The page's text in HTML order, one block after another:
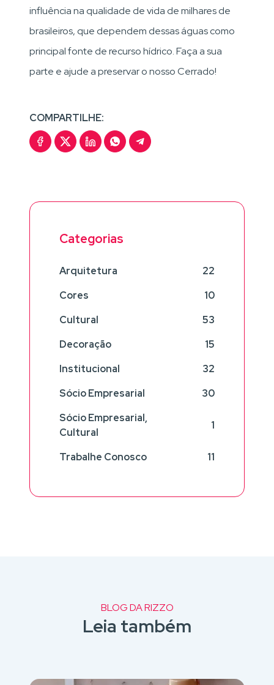
influência na qualidade de vida de milhares de
brasileiros, que dependem dessas águas como
principal fonte de recurso hídrico. Faça a sua
parte e ajude a preservar o nosso Cerrado!
COMPARTILHE:
Categorias
Arquitetura
22
Cores
10
Cultural
53
Decoração
15
Institucional
32
Sócio Empresarial
30
Sócio Empresarial,
Cultural
1
Trabalhe Conosco 11
BLOG DA RIZZO
Leia também